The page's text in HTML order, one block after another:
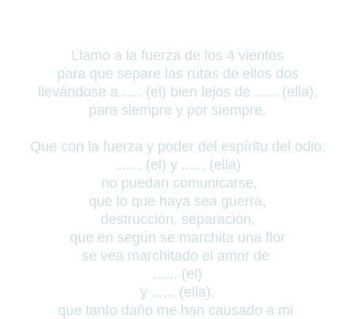
Llamo a la fuerza de los 4 vientos
para que separe las rutas de ellos dos
llevándose a...... (el) bien lejos de ...... (ella),
para siempre y por siempre.
Que con la fuerza y poder del espíritu del odio:
...... (el) y ...... (ella)
no puedan comunicarse,
que lo que haya sea guerra,
destrucción, separación,
que en según se marchita una flor
se vea marchitado el amor de
...... (el)
y ...... (ella),
que tanto daño me han causado a mi